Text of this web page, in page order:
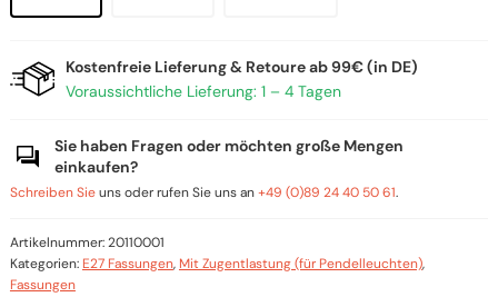
Kostenfreie Lieferung & Retoure ab 99€ (in DE)
Voraussichtliche Lieferung: 1 – 4 Tagen
Sie haben Fragen oder möchten große Mengen
einkaufen?
Schreiben Sieuns oder rufen Sie uns an+49 (0)89 24 40 50 61.
Artikelnummer:20110001
Kategorien: E27 Fassungen, Mit Zugentlastung (für Pendelleuchten),
Fassungen